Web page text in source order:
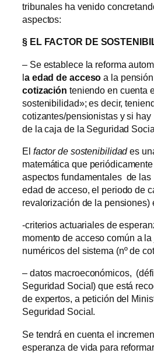
tribunales ha venido
aspectos:
§ EL FACTOR DE
– Se establece la reforma
la edad de acceso a la
cotización teniendo en cuenta
sostenibilidad»; es decir,
cotizantes/pensionistas y si
de la caja de la Seguridad
El factor de sostenibilidades
matemática que
aspectos fundamentales de
edad de acceso, el periodo de
revalorización de la pensiones)
-criterios actuariales de
momento de acceso común a
numéricos del sistema (nº de
– datos macroeconómicos,
Seguridad Social) que está
de expertos, a petición del
Seguridad Social.
Se tendrá en cuenta el
esperanza de vida para